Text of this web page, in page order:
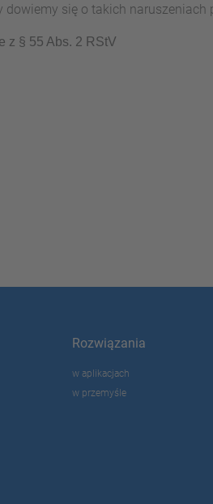
się o takich naruszeniach
z § 55 Abs. 2 RStV
Rozwiązania
w aplikacjach
w przemyśle